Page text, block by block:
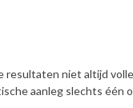
resultaten niet altijd
aanleg slechts één